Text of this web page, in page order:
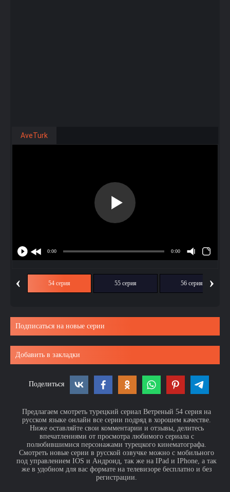
AveTurk
‹ 54 серия 55 серия 56 серия ›
Подписаться на новые серии
Добавить в закладки
Поделиться
Предлагаем смотреть турецкий сериал Ветреный 54 серия на
русском языке онлайн все серии подряд в хорошем качестве.
Ниже оставляйте свои комментарии и отзывы, делитесь
впечатлениями от просмотра любимого сериала с
полюбившимися персонажами турецкого кинематографа.
Смотреть новые серии в русской озвучке можно с мобильного
под управлением IOS и Андроид, так же на IPad и IPhone, а так
же в удобном для вас формате на телевизоре бесплатно и без
регистрации.